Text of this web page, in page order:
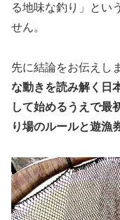
る地味な釣り」とい
せん。
先に結論をお伝えし
な動きを読み解く日
して始めるうえで最
り場のルールと遊漁